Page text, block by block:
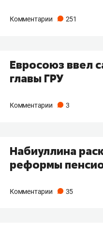
Комментарии 251
Евросоюз ввел
главы ГРУ
Комментарии 3
Набиуллина
реформы
Комментарии 35